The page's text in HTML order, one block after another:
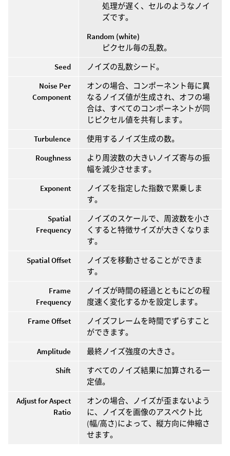
処理が遅く、セルのようなノイ
ズです。
Random (white)
ピクセル毎の乱数。
Seed
ノイズの乱数シード。
Noise Per
Component
オンの場合、コンポーネント毎に異
なるノイズ値が生成され、オフの場
合は、すべてのコンポーネントが同
じピクセル値を共有します。
Turbulence
使用するノイズ生成の数。
Roughness
より周波数の大きいノイズ寄与の振
幅を減少させます。
Exponent
ノイズを指定した指数で累乗しま
す。
Spatial
Frequency
ノイズのスケールで、周波数を小さ
くすると特徴サイズが大きくなりま
す。
Spatial Offset
ノイズを移動させることができま
す。
Frame
Frequency
ノイズが時間の経過とともにどの程
度速く変化するかを設定します。
Frame Offset
ノイズフレームを時間でずらすこと
ができます。
Amplitude
最終ノイズ強度の大きさ。
Shift
すべてのノイズ結果に加算される一
定値。
Adjust for Aspect
Ratio
オンの場合、ノイズが歪まないよう
に、ノイズを画像のアスペクト比
(幅/高さ)によって、縦方向に伸縮さ
せます。